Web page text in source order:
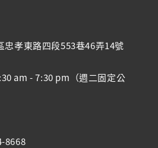
忠孝東路四段553巷46弄14號
am - 7:30 pm（週二固定公
8668